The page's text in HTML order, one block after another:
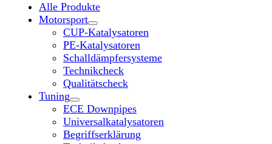
Alle Produkte
Motorsport
Untermenü „Motorsport“ öffnen
CUP-Katalysatoren
PE-Katalysatoren
Schalldämpfersysteme
Technikcheck
Qualitätscheck
Tuning
Untermenü „Tuning“ öffnen
ECE Downpipes
Universalkatalysatoren
Begriffserklärung